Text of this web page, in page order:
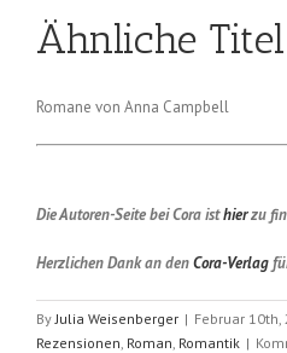
Ähnliche Titel
Romane von Anna Campbell
Die Autoren-Seite bei Cora isthierzu
Herzlichen Dank an denCora-Verlag
By Julia Weisenberger | Februar 10th,
Rezensionen Roman Romantik |